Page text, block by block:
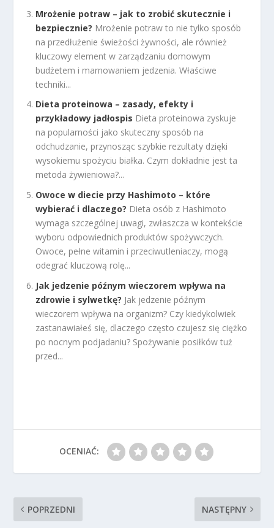
Mrożenie potraw – jak to zrobić skutecznie i
bezpiecznie? Mrożenie potraw to nie tylko sposób
na przedłużenie świeżości żywności, ale również
kluczowy element w zarządzaniu domowym
budżetem i marnowaniem jedzenia. Właściwe
techniki...
Dieta proteinowa – zasady, efekty i
przykładowy jadłospis Dieta proteinowa zyskuje
na popularności jako skuteczny sposób na
odchudzanie, przynosząc szybkie rezultaty dzięki
wysokiemu spożyciu białka. Czym dokładnie jest ta
metoda żywieniowa?...
Owoce w diecie przy Hashimoto – które
wybierać i dlaczego? Dieta osób z Hashimoto
wymaga szczególnej uwagi, zwłaszcza w kontekście
wyboru odpowiednich produktów spożywczych.
Owoce, pełne witamin i przeciwutleniaczy, mogą
odegrać kluczową rolę...
Jak jedzenie późnym wieczorem wpływa na
zdrowie i sylwetkę? Jak jedzenie późnym
wieczorem wpływa na organizm? Czy kiedykolwiek
zastanawiałeś się, dlaczego często czujesz się ciężko
po nocnym podjadaniu? Spożywanie posiłków tuż
przed...
OCENIAĆ:
POPRZEDNI NASTĘPNY